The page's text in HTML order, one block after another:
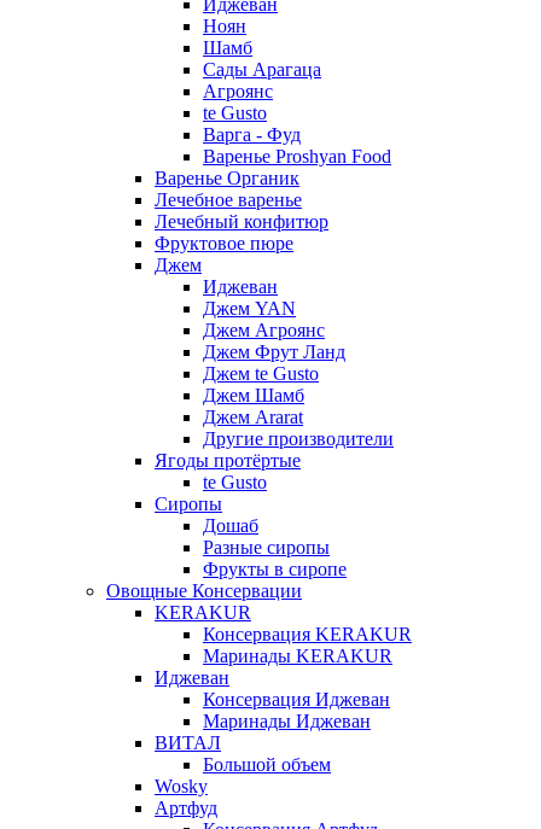
Иджеван
Ноян
Шамб
Сады Арагаца
Агроянс
te Gusto
Варга - Фуд
Варенье Proshyan Food
Варенье Органик
Лечебное варенье
Лечебный конфитюр
Фруктовое пюре
Джем
Иджеван
Джем YAN
Джем Агроянс
Джем Фрут Ланд
Джем te Gusto
Джем Шамб
Джем Ararat
Другие производители
Ягоды протёртые
te Gusto
Сиропы
Дошаб
Разные сиропы
Фрукты в сиропе
Овощные Консервации
KERAKUR
Консервация KERAKUR
Маринады KERAKUR
Иджеван
Консервация Иджеван
Маринады Иджеван
ВИТАЛ
Большой объем
Wosky
Артфуд